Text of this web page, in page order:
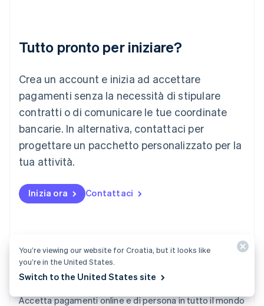
Tutto pronto per iniziare?
Crea un account e inizia ad accettare
pagamenti senza la necessità di stipulare
contratti o di comunicare le tue coordinate
bancarie. In alternativa, contattaci per
progettare un pacchetto personalizzato per la
tua attività.
Inizia ora Contattaci
Payments
Accetta pagamenti online e di persona in tutto il mondo
Lituania
Lussemburgo
Deutsch English
Malaysia
English 简体中文
Malta
Messico
EspañolEnglish
English
Nuova Zelanda
English
Portogallo
PortuguêsEnglish
English简体中文
You’re viewing our website for Croatia, but it looks like
you’re in the United States.
Switch to the United States site